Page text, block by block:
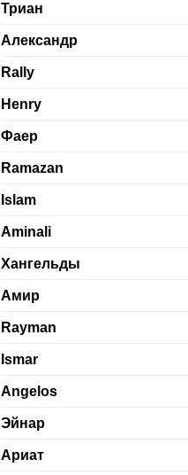
Триан
Александр
Rally
Henry
Фаер
Ramazan
Islam
Aminali
Хангельды
Амир
Rayman
Ismar
Angelos
Эйнар
Ариат